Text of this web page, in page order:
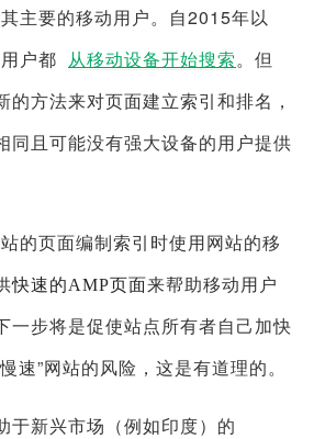
主要的移动用户。自2015年以
户都
从移动设备开始搜索 。但
的方法来对页面建立索引和排名，
同且可能没有强大设备的用户提供
的页面编制索引时使用网站的移
快速的AMP页面来帮助移动用户
一步将是促使站点所有者自己加快
速”网站的风险，这是有道理的。
于新兴市场（例如印度）的